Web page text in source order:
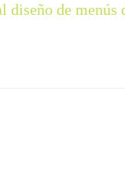
de menús